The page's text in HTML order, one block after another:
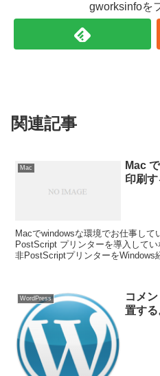
gworksinfoを
関連記事
Mac
Mac
印刷す
Macでwindowsな環境でお仕事し
PostScript プリンターを導入してい
非PostScriptプリンターをWindows
WordPress
コメ
置する